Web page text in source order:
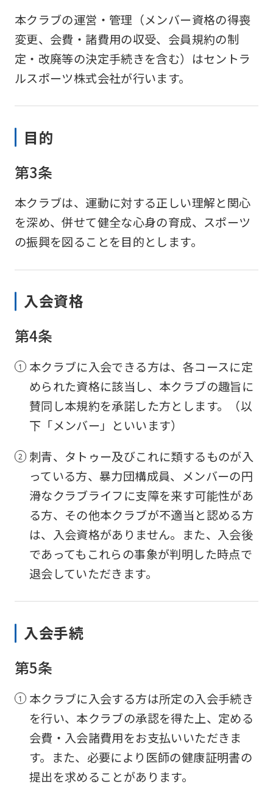
本クラブの運営・管理（メンバー資格の得喪
変更、会費・諸費用の収受、会員規約の制
定・改廃等の決定手続きを含む）はセントラ
ルスポーツ株式会社が行います。
目的
第3条
本クラブは、運動に対する正しい理解と関心
を深め、併せて健全な心身の育成、スポーツ
の振興を図ることを目的とします。
入会資格
第4条
本クラブに入会できる方は、各コースに定
められた資格に該当し、本クラブの趣旨に
賛同し本規約を承諾した方とします。（以
下「メンバー」といいます）
刺青、タトゥー及びこれに類するものが入
っている方、暴力団構成員、メンバーの円
滑なクラブライフに支障を来す可能性があ
る方、その他本クラブが不適当と認める方
は、入会資格がありません。また、入会後
であってもこれらの事象が判明した時点で
退会していただきます。
入会手続
第5条
本クラブに入会する方は所定の入会手続き
を行い、本クラブの承認を得た上、定める
会費・入会諸費用をお支払いいただきま
す。また、必要により医師の健康証明書の
提出を求めることがあります。